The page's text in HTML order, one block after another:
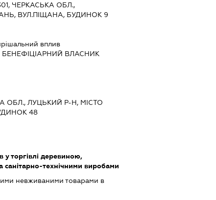
ЧЕРКАСЬКА ОБЛ.,
ВУЛ.ПІЩАНА, БУДИНОК 9
вплив
БЕНЕФІЦІАРНИЙ ВЛАСНИК
ОБЛ., ЛУЦЬКИЙ Р-Н, МІСТО
48
у торгівлі деревиною,
санітарно-технічними виробами
невживаними товарами в